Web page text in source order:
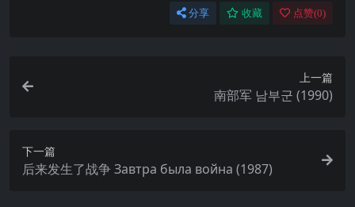
分享 收藏 点赞(0)
上一篇
南部军 남부군 (1990)
下一篇
后来发生了战争 Завтра была война (1987)